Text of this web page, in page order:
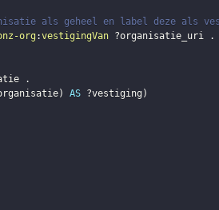
als geheel en label deze als
org :vestigingVan ?organisatie_uri
.
.
) AS ?vestiging )